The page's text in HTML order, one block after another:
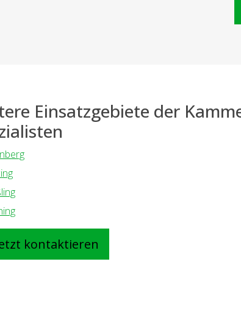
Einsatzgebiete der
kontaktieren